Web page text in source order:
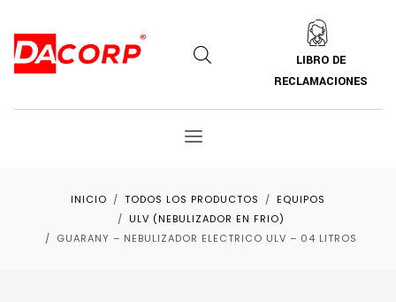
LIBRO DE
RECLAMACIONES
INICIO TODOS LOS PRODUCTOS
EQUIPOS
ULV (NEBULIZADOR EN FRIO)
GUARANY – NEBULIZADOR ELECTRICO ULV – 04 LITROS